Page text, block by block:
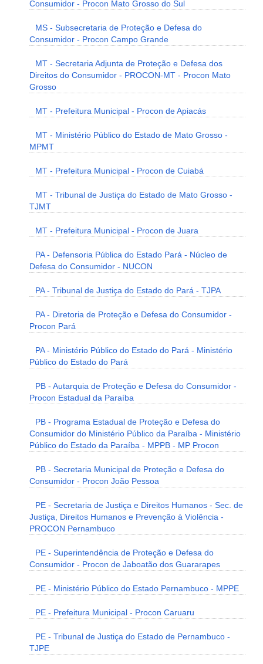
Consumidor - Procon Mato Grosso do Sul
MS - Subsecretaria de Proteção e Defesa do
Consumidor - Procon Campo Grande
MT - Secretaria Adjunta de Proteção e Defesa dos
Direitos do Consumidor - PROCON-MT - Procon Mato
Grosso
MT - Prefeitura Municipal - Procon de Apiacás
MT - Ministério Público do Estado de Mato Grosso -
MPMT
MT - Prefeitura Municipal - Procon de Cuiabá
MT - Tribunal de Justiça do Estado de Mato Grosso -
TJMT
MT - Prefeitura Municipal - Procon de Juara
PA - Defensoria Pública do Estado Pará - Núcleo de
Defesa do Consumidor - NUCON
PA - Tribunal de Justiça do Estado do Pará - TJPA
PA - Diretoria de Proteção e Defesa do Consumidor -
Procon Pará
PA - Ministério Público do Estado do Pará - Ministério
Público do Estado do Pará
PB - Autarquia de Proteção e Defesa do Consumidor -
Procon Estadual da Paraíba
PB - Programa Estadual de Proteção e Defesa do
Consumidor do Ministério Público da Paraíba - Ministério
Público do Estado da Paraíba - MPPB - MP Procon
PB - Secretaria Municipal de Proteção e Defesa do
Consumidor - Procon João Pessoa
PE - Secretaria de Justiça e Direitos Humanos - Sec. de
Justiça, Direitos Humanos e Prevenção à Violência -
PROCON Pernambuco
PE - Superintendência de Proteção e Defesa do
Consumidor - Procon de Jaboatão dos Guararapes
PE - Ministério Público do Estado Pernambuco - MPPE
PE - Prefeitura Municipal - Procon Caruaru
PE - Tribunal de Justiça do Estado de Pernambuco -
TJPE